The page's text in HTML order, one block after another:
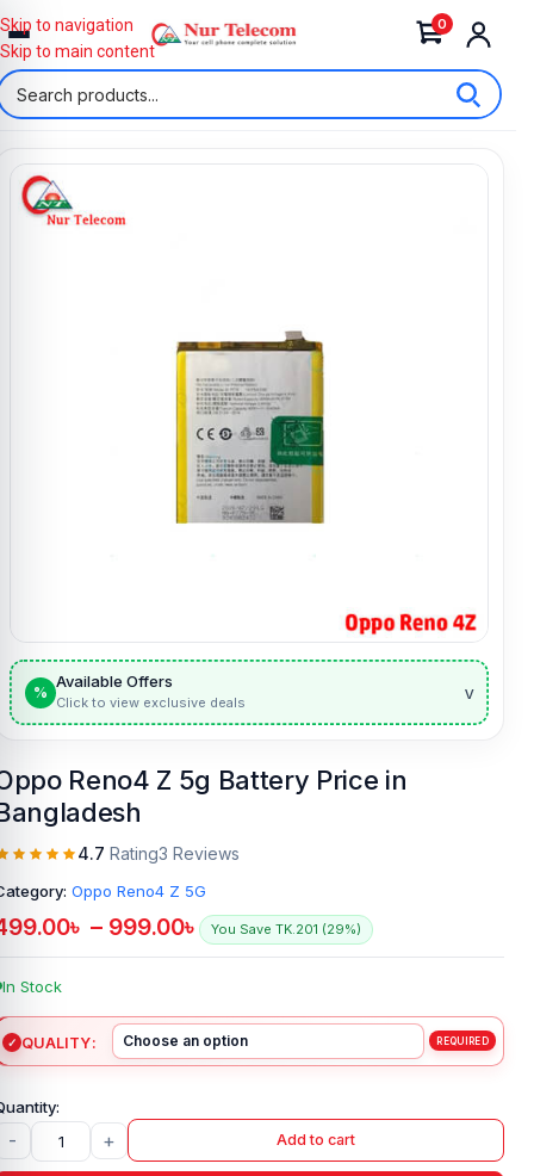
0
Skip to navigation
Skip to main content
%
Available Offers
Click to view exclusive deals v
Reno4 Z 5g Battery Price in
4.7 Rating3 Reviews
Oppo Reno4 Z 5G
৳ – 999.00৳ You Save TK.201 (29%)
In Stock
QUALITY
- + Add to cart